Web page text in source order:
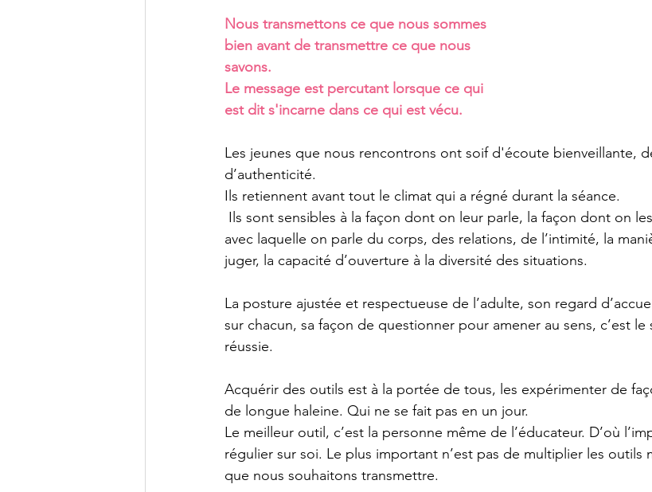
Nous transmettons ce que nous sommes
bien avant de transmettre ce que nous
savons.
Le message est percutant lorsque ce qui
est dit s'incarne dans ce qui est vécu.
Les jeunes que nous rencontrons ont soif d'écoute bienveillante,
d’authenticité.
Ils retiennent avant tout le climat qui a régné durant la séance.
Ils sont sensibles à la façon dont on leur parle, la façon dont on
avec laquelle on parle du corps, des relations, de l’intimité, la
juger, la capacité d’ouverture à la diversité des situations.
La posture ajustée et respectueuse de l’adulte, son regard
sur chacun, sa façon de questionner pour amener au sens, c’est
réussie.
Acquérir des outils est à la portée de tous, les expérimenter de
de longue haleine. Qui ne se fait pas en un jour.
Le meilleur outil, c’est la personne même de l’éducateur. D’où
régulier sur soi. Le plus important n’est pas de multiplier les outils
que nous souhaitons transmettre.